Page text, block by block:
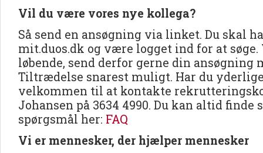
Vil du være vores nye kollega?
Så send en ansøgning via linket. Du skal
mit.duos.dk og være logget ind for at
løbende, send derfor gerne din ansøgning
Tiltrædelse snarest muligt. Har du
velkommen til at kontakte
Johansen på 3634 4990. Du kan altid finde
spørgsmål her: FAQ
Vi er mennesker, der hjælper mennesker